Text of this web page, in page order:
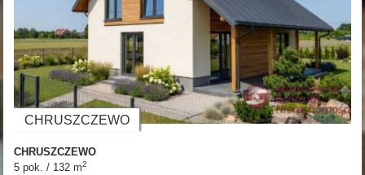
CHRUSZCZEWO
CHRUSZCZEWO
5 pok. / 132 m2